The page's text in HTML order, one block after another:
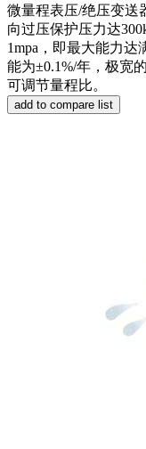
微量程表压/绝压变送
向过压保护压力达
1mpa，即最大能力达
能为±0.1%/年，极宽
可调节量程比。